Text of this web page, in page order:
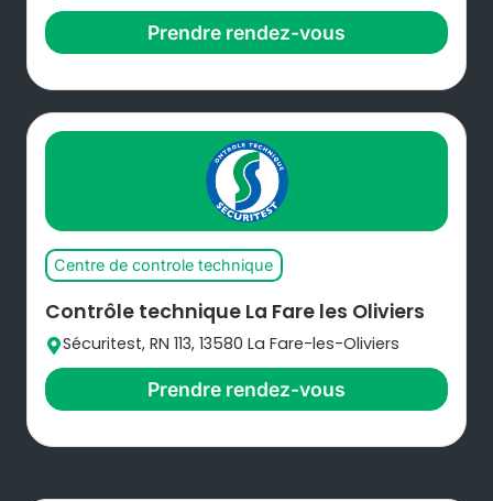
Prendre rendez-vous
Centre de controle technique
Contrôle technique La Fare les Oliviers
Sécuritest, RN 113, 13580 La Fare-les-Oliviers
Prendre rendez-vous